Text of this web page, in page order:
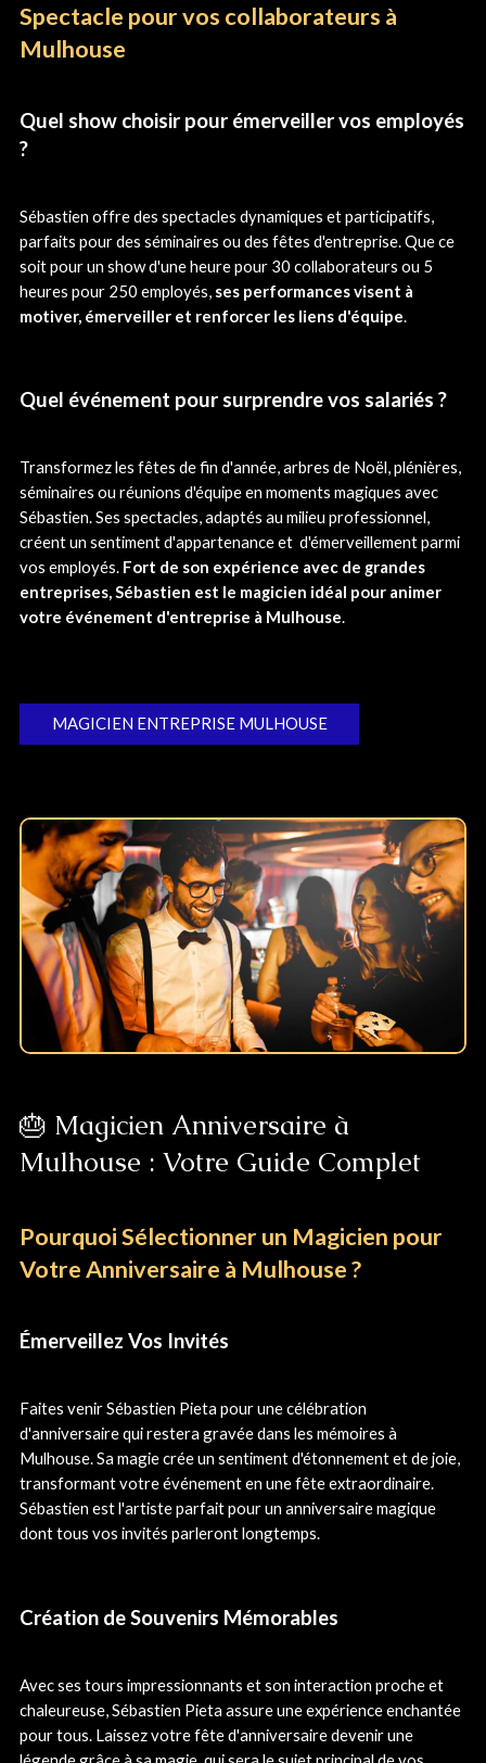
Spectacle pour vos collaborateurs à
Mulhouse
Quel show choisir pour émerveiller vos employés
?
Sébastien offre des spectacles dynamiques et participatifs,
parfaits pour des séminaires ou des fêtes d'entreprise. Que ce
soit pour un show d'une heure pour 30 collaborateurs ou 5
heures pour 250 employés, ses performances visent à
motiver, émerveiller et renforcer les liens d'équipe
Quel événement pour surprendre vos salariés ?
Transformez les fêtes de fin d'année, arbres de Noël, plénières,
séminaires ou réunions d'équipe en moments magiques avec
Sébastien. Ses spectacles, adaptés au milieu professionnel,
créent un sentiment d'appartenance et d'émerveillement parmi
vos employés. Fort de son expérience avec de grandes
entreprises, Sébastien est le magicien idéal pour animer
votre événement d'entreprise à Mulhouse.
MAGICIEN ENTREPRISE MULHOUSE
🎂 Magicien Anniversaire à
Mulhouse : Votre Guide Complet
Pourquoi Sélectionner un Magicien pour
Votre Anniversaire à Mulhouse ?
Émerveillez Vos Invités
Faites venir Sébastien Pieta pour une célébration
d'anniversaire qui restera gravée dans les mémoires à
Mulhouse. Sa magie crée un sentiment d'étonnement et de joie,
transformant votre événement en une fête extraordinaire.
Sébastien est l'artiste parfait pour un anniversaire magique
dont tous vos invités parleront longtemps.
Création de Souvenirs Mémorables
Avec ses tours impressionnants et son interaction proche et
chaleureuse, Sébastien Pieta assure une expérience enchantée
pour tous. Laissez votre fête d'anniversaire devenir une